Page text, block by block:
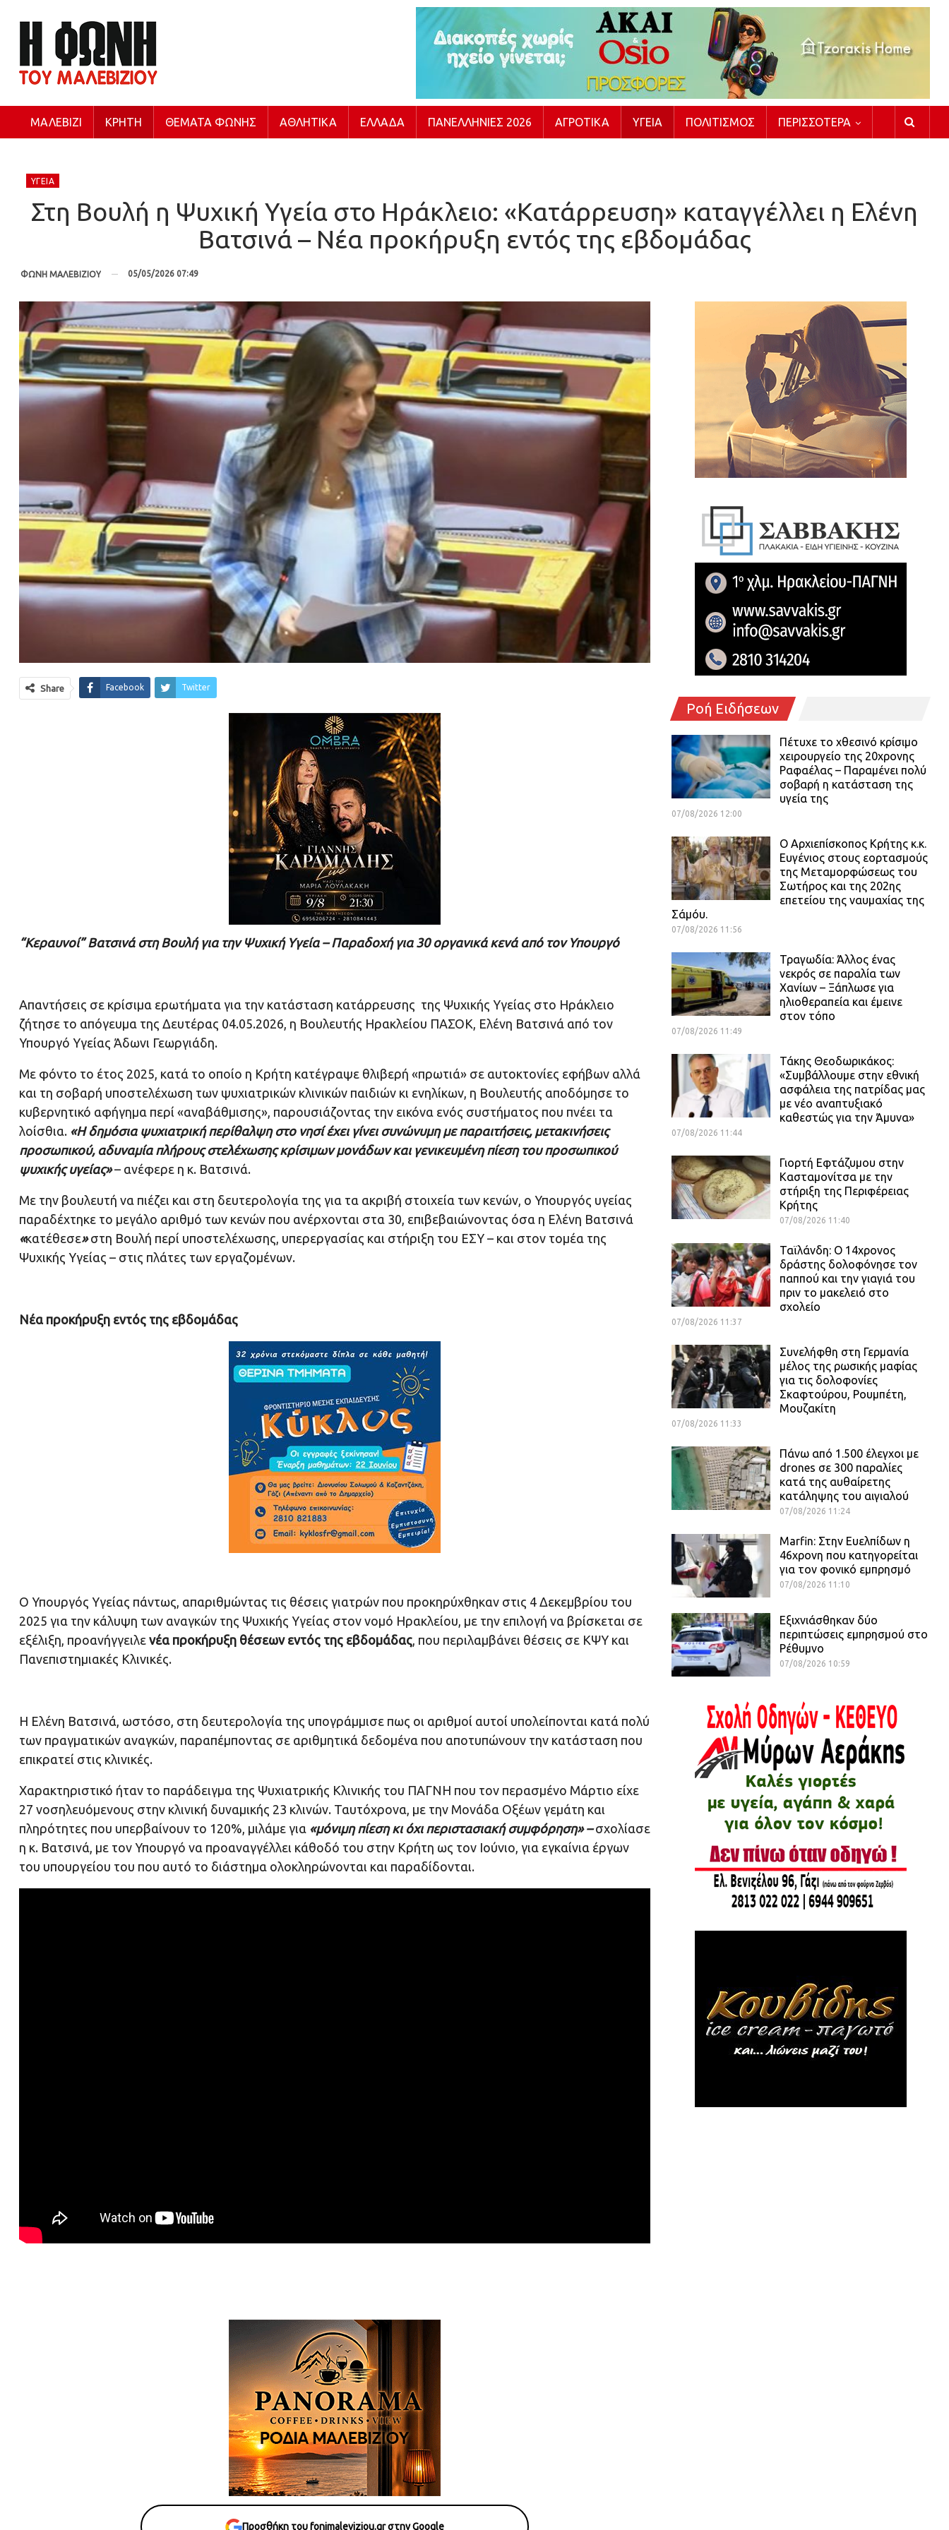
ΜΑΛΕΒΊΖΙ ΚΡΉΤΗ ΘΈΜΑΤΑ ΦΩΝΉΣ ΑΘΛΗΤΙΚΆ ΕΛΛΆΔΑ ΠΑΝΕΛΛΉΝΙΕΣ 2026 ΑΓΡΟΤΙΚΆ ΥΓΕΊΑ ΠΟΛΙΤΙΣΜΌΣ ΠΕΡΙΣΣΌΤΕΡΑ
ΥΓΕΊΑ
Στη Βουλή η Ψυχική Υγεία στο Ηράκλειο: «Κατάρρευση» καταγγέλλει η Ελένη
Βατσινά – Νέα προκήρυξη εντός της εβδομάδας
ΦΩΝΗ ΜΑΛΕΒΙΖΙΟΥ 05/05/2026 07:49
Share Facebook Twitter
“Κεραυνοί” Βατσινά στη Βουλή για την Ψυχική Υγεία – Παραδοχή για 30 οργανικά κενά από τον Υπουργό
Απαντήσεις σε κρίσιμα ερωτήματα για την κατάσταση κατάρρευσης της Ψυχικής Υγείας στο Ηράκλειο
ζήτησε το απόγευμα της Δευτέρας 04.05.2026, η Βουλευτής Ηρακλείου ΠΑΣΟΚ, Ελένη Βατσινά από τον
Υπουργό Υγείας Άδωνι Γεωργιάδη.
Με φόντο το έτος 2025, κατά το οποίο η Κρήτη κατέγραψε θλιβερή «πρωτιά» σε αυτοκτονίες εφήβων αλλά
και τη σοβαρή υποστελέχωση των ψυχιατρικών κλινικών παιδιών κι ενηλίκων, η Βουλευτής αποδόμησε το
κυβερνητικό αφήγημα περί «αναβάθμισης», παρουσιάζοντας την εικόνα ενός συστήματος που πνέει τα
λοίσθια. «Η δημόσια ψυχιατρική περίθαλψη στο νησί έχει γίνει συνώνυμη με παραιτήσεις, μετακινήσεις
προσωπικού, αδυναμία πλήρους στελέχωσης κρίσιμων μονάδων και γενικευμένη πίεση του προσωπικού
ψυχικής υγείας»– ανέφερε η κ. Βατσινά.
Με την βουλευτή να πιέζει και στη δευτερολογία της για τα ακριβή στοιχεία των κενών, ο Υπουργός υγείας
παραδέχτηκε το μεγάλο αριθμό των κενών που ανέρχονται στα 30, επιβεβαιώνοντας όσα η Ελένη Βατσινά
«κατέθεσε»στη Βουλή περί υποστελέχωσης, υπερεργασίας και στήριξη του ΕΣΥ – και στον τομέα της
Ψυχικής Υγείας – στις πλάτες των εργαζομένων.
Νέα προκήρυξη εντός της εβδομάδας
Ο Υπουργός Υγείας πάντως, απαριθμώντας τις θέσεις γιατρών που προκηρύχθηκαν στις 4 Δεκεμβρίου του
2025 για την κάλυψη των αναγκών της Ψυχικής Υγείας στον νομό Ηρακλείου, με την επιλογή να βρίσκεται σε
εξέλιξη, προανήγγειλε νέα προκήρυξη θέσεων εντός της εβδομάδας, που περιλαμβάνει θέσεις σε ΚΨΥ και
Πανεπιστημιακές Κλινικές.
Η Ελένη Βατσινά, ωστόσο, στη δευτερολογία της υπογράμμισε πως οι αριθμοί αυτοί υπολείπονται κατά πολύ
των πραγματικών αναγκών, παραπέμποντας σε αριθμητικά δεδομένα που αποτυπώνουν την κατάσταση που
επικρατεί στις κλινικές.
Χαρακτηριστικό ήταν το παράδειγμα της Ψυχιατρικής Κλινικής του ΠΑΓΝΗ που τον περασμένο Μάρτιο είχε
27 νοσηλευόμενους στην κλινική δυναμικής 23 κλινών. Ταυτόχρονα, με την Μονάδα Οξέων γεμάτη και
πληρότητες που υπερβαίνουν το 120%, μιλάμε για «μόνιμη πίεση κι όχι περιστασιακή συμφόρηση» –σχολίασε
η κ. Βατσινά, με τον Υπουργό να προαναγγέλλει κάθοδό του στην Κρήτη ως τον Ιούνιο, για εγκαίνια έργων
του υπουργείου του που αυτό το διάστημα ολοκληρώνονται και παραδίδονται.
Προσθήκη του fonimaleviziou.gr στην Google
Ροή Ειδήσεων
Πέτυχε το χθεσινό κρίσιμο
χειρουργείο της 20χρονης
Ραφαέλας – Παραμένει πολύ
σοβαρή η κατάσταση της
υγεία της
07/08/2026 12:00
Ο Αρχιεπίσκοπος Κρήτης κ.κ.
Ευγένιος στους εορτασμούς
της Μεταμορφώσεως του
Σωτήρος και της 202ης
επετείου της ναυμαχίας της
Σάμόυ.
07/08/2026 11:56
Τραγωδία: Άλλος ένας
νεκρός σε παραλία των
Χανίων – Ξάπλωσε για
ηλιοθεραπεία και έμεινε
στον τόπο
07/08/2026 11:49
Τάκης Θεοδωρικάκος:
«Συμβάλλουμε στην εθνική
ασφάλεια της πατρίδας μας
με νέο αναπτυξιακό
καθεστώς για την Άμυνα»
07/08/2026 11:44
Γιορτή Εφτάζυμου στην
Κασταμονίτσα με την
στήριξη της Περιφέρειας
Κρήτης
07/08/2026 11:40
Ταϊλάνδη: Ο 14χρονος
δράστης δολοφόνησε τον
παππού και την γιαγιά του
πριν το μακελειό στο
σχολείο
07/08/2026 11:37
Συνελήφθη στη Γερμανία
μέλος της ρωσικής μαφίας
για τις δολοφονίες
Σκαφτούρου, Ρουμπέτη,
Μουζακίτη
07/08/2026 11:33
Πάνω από 1.500 έλεγχοι με
drones σε 300 παραλίες
κατά της αυθαίρετης
κατάληψης του αιγιαλού
07/08/2026 11:24
Marfin: Στην Ευελπίδων η
46χρονη που κατηγορείται
για τον φονικό εμπρησμό
07/08/2026 11:10
Εξιχνιάσθηκαν δύο
περιπτώσεις εμπρησμού στο
Ρέθυμνο
07/08/2026 10:59